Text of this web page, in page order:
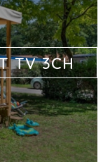
TV 3CH